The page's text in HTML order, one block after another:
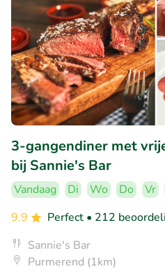
3-gangendiner met
bij Sannie's Bar
Vandaag Di Wo Do Vr
9.9
Perfect • 212
Sannie's Bar
Purmerend (1km)